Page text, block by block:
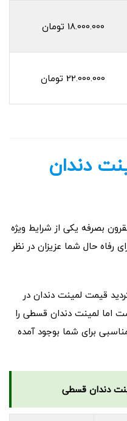
18.000.000 تومان
22.000.000 تومان
دندان
بصرفه یکی از شرایط ویژه
رفاه حال شما عزیزان در نظر
قیمت لمینت دندان در
اما لمینت دندان قسطی را
برای شما بوجود آمده
دندان قسطی